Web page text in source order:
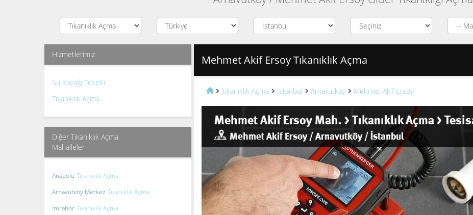
Mehmet Akif Ersoy Tıkanıklık Açma
Tıkanıklık Açma İstanbul Arnavutköy Mehmet Akif Ersoy
Hizmetlerimiz
Su Kaçağı Tespiti
Tıkanıklık Açma
Diğer Tıkanıklık Açma
Mahalleler
Anadolu Tıkanıklık Açma
Arnavutköy Merkez Tıkanıklık Açma
İmrahor Tıkanıklık Açma